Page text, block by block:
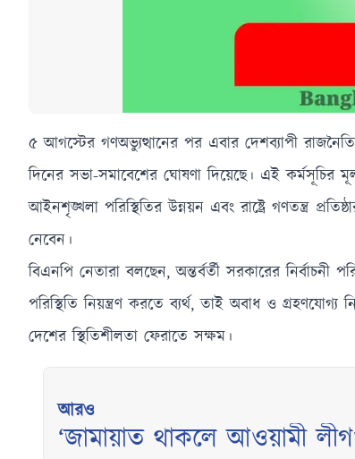
৫ আগস্টের গণঅভ্যুত্থানের পর এবার দেশব্যাপী
দিনের সভা-সমাবেশের ঘোষণা দিয়েছে। এই কর্মসূচির
আইনশৃঙ্খলা পরিস্থিতির উন্নয়ন এবং রাষ্ট্রে গণতন্ত্র
নেবেন।
বিএনপি নেতারা বলছেন, অন্তর্বর্তী সরকারের
পরিস্থিতি নিয়ন্ত্রণ করতে ব্যর্থ, তাই অবাধ ও
দেশের স্থিতিশীলতা ফেরাতে সক্ষম।
আরও
‘জামায়াত থাকলে আওয়ামী